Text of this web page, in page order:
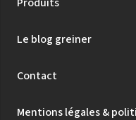
Le blog greiner
Contact
Mentions légales &